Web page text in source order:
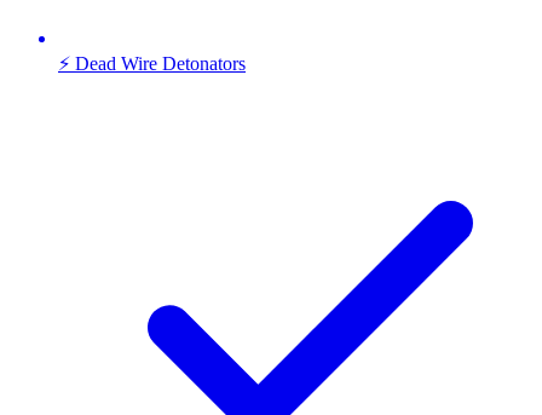
⚡ Dead Wire Detonators